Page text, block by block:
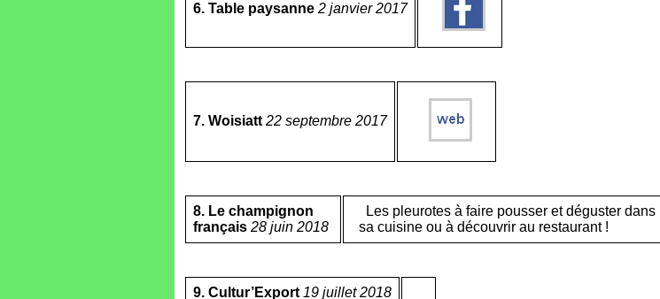
6. Table paysanne 2 janvier 2017
7. Woisiatt 22 septembre 2017
8. Le champignon
français 28 juin 2018
Les pleurotes à faire pousser et déguster dans
sa cuisine ou à découvrir au restaurant !
9. Cultur’Export 19 juillet 2018